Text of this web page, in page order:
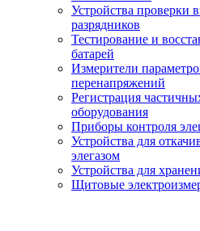
Устройства проверки
разрядников
Тестирование и
батарей
Измерители
перенапряжений
Регистрация
оборудования
Приборы контроля
Устройства для
элегазом
Устройства для
Щитовые